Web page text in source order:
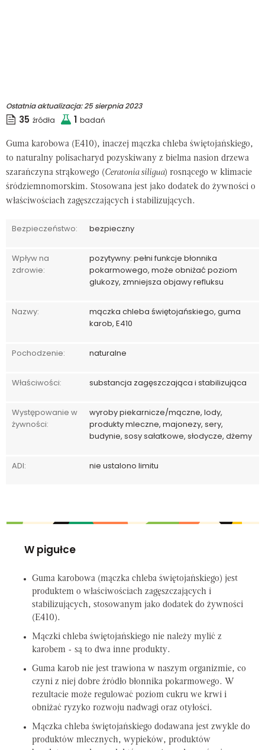
Ostatnia aktualizacja:25 sierpnia 2023
35 źródła 1 badań
Guma karobowa (E410), inaczej mączka chleba świętojańskiego,
to naturalny polisacharyd pozyskiwany z bielma nasion drzewa
szarańczyna strąkowego (Ceratonia siligua) rosnącego w klimacie
śródziemnomorskim. Stosowana jest jako dodatek do żywności o
właściwościach zagęszczających i stabilizujących.
Bezpieczeństwo: bezpieczny
Wpływ na
zdrowie:
pozytywny: pełni funkcje błonnika
pokarmowego, może obniżać poziom
glukozy, zmniejsza objawy refluksu
Nazwy:
mączka chleba świętojańskiego, guma
karob, E410
Pochodzenie: naturalne
Właściwości: substancja zagęszczająca i stabilizująca
Występowanie w
żywności:
wyroby piekarnicze/mączne, lody,
produkty mleczne, majonezy, sery,
budynie, sosy sałatkowe, słodycze, dżemy
ADI: nie ustalono limitu
W pigułce
Guma karobowa (mączka chleba świętojańskiego) jest
produktem o właściwościach zagęszczających i
stabilizujących, stosowanym jako dodatek do żywności
(E410).
Mączki chleba świętojańskiego nie należy mylić z
karobem - są to dwa inne produkty.
Guma karob nie jest trawiona w naszym organizmie, co
czyni z niej dobre źródło błonnika pokarmowego. W
rezultacie może regulować poziom cukru we krwi i
obniżać ryzyko rozwoju nadwagi oraz otyłości.
Mączka chleba świętojańskiego dodawana jest zwykle do
produktów mlecznych, wypieków, produktów